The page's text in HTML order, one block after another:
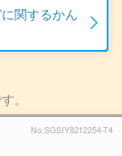
関するかん
。
No.SGSIY8212254-T4